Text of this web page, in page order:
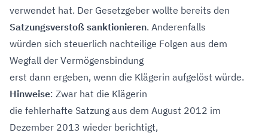
verwendet hat. Der Gesetzgeber wollte bereits den
Satzungsverstoß sanktionieren. Anderenfalls
würden sich steuerlich nachteilige Folgen aus dem
Wegfall der Vermögensbindung
erst dann ergeben, wenn die Klägerin aufgelöst würde.
Hinweise: Zwar hat die Klägerin
die fehlerhafte Satzung aus dem August 2012 im
Dezember 2013 wieder berichtigt,